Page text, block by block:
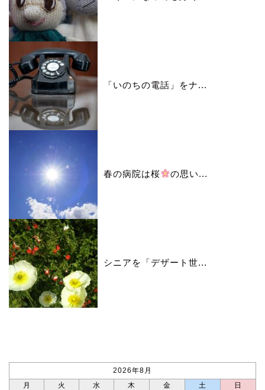
「いのちの電話」をナ...
春の病院は桜 の思い...
シニアを「デザート世...
2026年8月
月
火 水 木 金 土
日